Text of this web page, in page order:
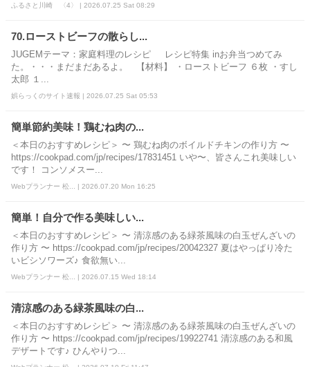
ふるさと川崎 〈4〉 | 2026.07.25 Sat 08:29
70.ローストビーフの散らし...
JUGEMテーマ：家庭料理のレシピ レシピ特集 inお弁当つめてみ
た。・・・まだまだあるよ。 【材料】 ・ローストビーフ ６枚 ・すし
太郎 １...
娯らっくのサイト速報 | 2026.07.25 Sat 05:53
簡単節約美味！鶏むね肉の...
＜本日のおすすめレシピ＞ 〜 鶏むね肉のボイルドチキンの作り方 〜
https://cookpad.com/jp/recipes/17831451 いや〜、皆さんこれ美味しい
です！ コンソメスー...
Webプランナー 松... | 2026.07.20 Mon 16:25
簡単！自分で作る美味しい...
＜本日のおすすめレシピ＞ 〜 清涼感のある緑茶風味の白玉ぜんざいの
作り方 〜 https://cookpad.com/jp/recipes/20042327 夏はやっぱり冷た
いビシソワーズ♪ 食欲無い...
Webプランナー 松... | 2026.07.15 Wed 18:14
清涼感のある緑茶風味の白...
＜本日のおすすめレシピ＞ 〜 清涼感のある緑茶風味の白玉ぜんざいの
作り方 〜 https://cookpad.com/jp/recipes/19922741 清涼感のある和風
デザートです♪ ひんやりつ...